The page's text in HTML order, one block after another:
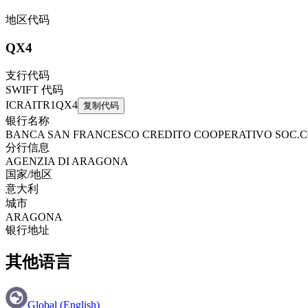
地区代码
QX4
支行代码
SWIFT 代码
ICRAITR1QX4 复制代码
银行名称
BANCA SAN FRANCESCO CREDITO COOPERATIVO
分行信息
AGENZIA DI ARAGONA
国家/地区
意大利
城市
ARAGONA
银行地址
其他语言
Global (English)